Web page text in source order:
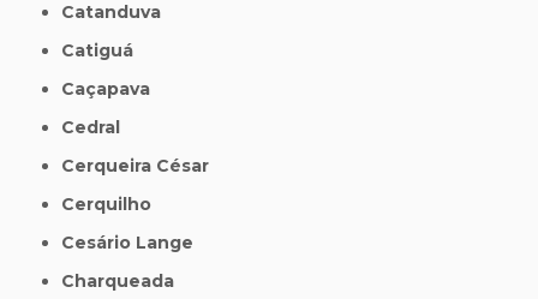
Catanduva
Catiguá
Caçapava
Cedral
Cerqueira César
Cerquilho
Cesário Lange
Charqueada